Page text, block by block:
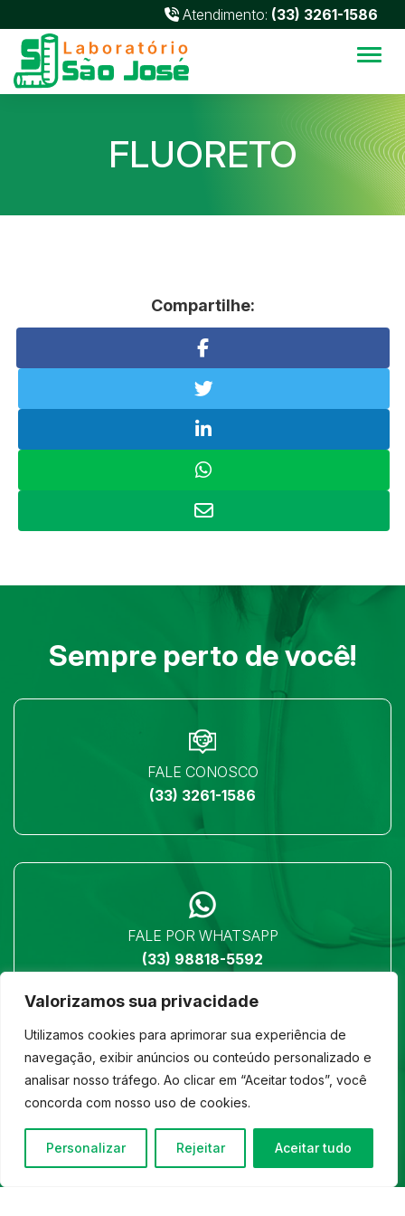
Valorizamos sua privacidade
Utilizamos cookies para aprimorar sua experiência de
navegação, exibir anúncios ou conteúdo personalizado e
analisar nosso tráfego. Ao clicar em “Aceitar todos”, você
concorda com nosso uso de cookies.
Personalizar Rejeitar Aceitar tudo
Atendimento: (33) 3261-1586
FLUORETO
Compartilhe:
Sempre perto de você!
FALE CONOSCO
(33) 3261-1586
FALE POR WHATSAPP
(33) 98818-5592
LOCALIZAÇÃO